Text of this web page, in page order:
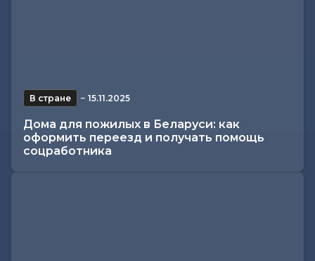
В стране − 15.11.2025
Дома для пожилых в Беларуси: как
оформить переезд и получать помощь
соцработника